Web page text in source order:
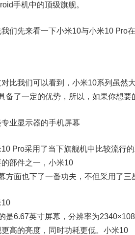
手机中的顶级旗舰。
先来看一下小米10与小米10 Pro在
我们可以看到，小米10系列虽然大
备了一定的优势，所以，如果你想
显示器的手机屏幕
采用了当下旗舰机中比较流行的
部件之一，小米10
方面也下了一番功夫，不但采用了
是6.67英寸屏幕，分辨率为
高的亮度，同时功耗更低。小米10